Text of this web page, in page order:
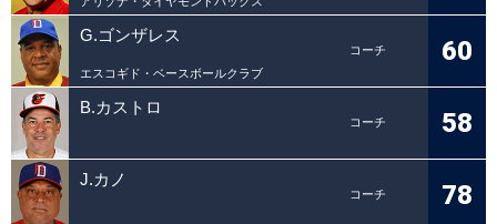
G.ゴンザレス
コーチ
エスコギド・ベースボールクラブ
60
B.カストロ
コーチ 58
J.カノ
コーチ 78